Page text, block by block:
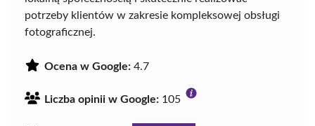
potrzeby klientów w zakresie kompleksowej obsługi
fotograficznej.
Ocena w Google: 4.7
Liczba opinii w Google: 105